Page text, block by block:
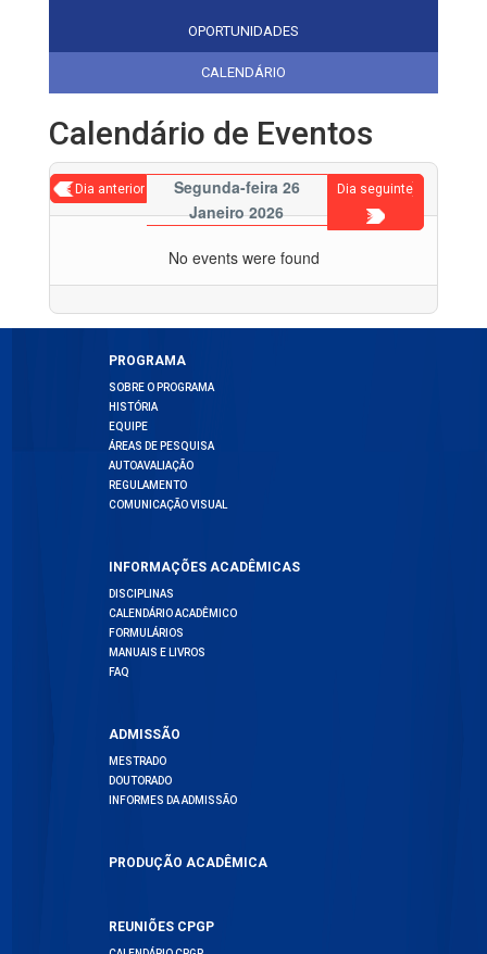
OPORTUNIDADES
CALENDÁRIO
Calendário de Eventos
< Dia anterior
Segunda-feira 26
Janeiro 2026
Dia seguinte
>
No events were found
PROGRAMA
SOBRE O PROGRAMA
HISTÓRIA
EQUIPE
ÁREAS DE PESQUISA
AUTOAVALIAÇÃO
REGULAMENTO
COMUNICAÇÃO VISUAL
INFORMAÇÕES ACADÊMICAS
DISCIPLINAS
CALENDÁRIO ACADÊMICO
FORMULÁRIOS
MANUAIS E LIVROS
FAQ
ADMISSÃO
MESTRADO
DOUTORADO
INFORMES DA ADMISSÃO
PRODUÇÃO ACADÊMICA
REUNIÕES CPGP